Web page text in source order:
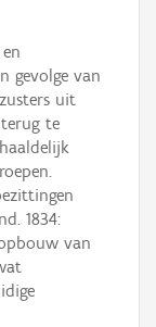
gevolge van
uit
te
1834:
van